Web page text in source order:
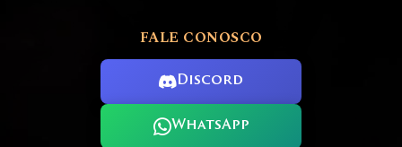
FALE CONOSCO
Discord
WhatsApp